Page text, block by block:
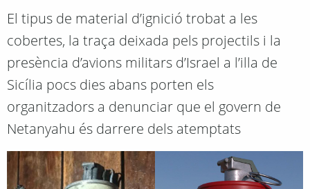
El tipus de material d’ignició trobat a les
cobertes, la traça deixada pels projectils i la
presència d’avions militars d’Israel a l’illa de
Sicília pocs dies abans porten els
organitzadors a denunciar que el govern de
Netanyahu és darrere dels atemptats